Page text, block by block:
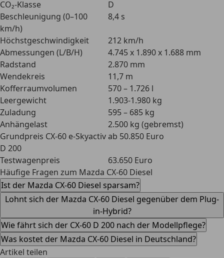
CO₂-Klasse
D
Beschleunigung (0–100
km/h)
8,4 s
Höchstgeschwindigkeit
212 km/h
Abmessungen (L/B/H)
4.745 x 1.890 x 1.688 mm
Radstand
2.870 mm
Wendekreis
11,7 m
Kofferraumvolumen
570 – 1.726 l
Leergewicht
1.903-1.980 kg
Zuladung
595 – 685 kg
Anhängelast
2.500 kg (gebremst)
Grundpreis CX-60 e-Skyactiv
D 200
ab 50.850 Euro
Testwagenpreis
63.650 Euro
Häufige Fragen zum Mazda CX-60 Diesel
Ist der Mazda CX-60 Diesel sparsam?
Lohnt sich der Mazda CX-60 Diesel gegenüber dem Plug-
in-Hybrid?
Wie fährt sich der CX-60 D 200 nach der Modellpflege?
Was kostet der Mazda CX-60 Diesel in Deutschland?
Artikel teilen